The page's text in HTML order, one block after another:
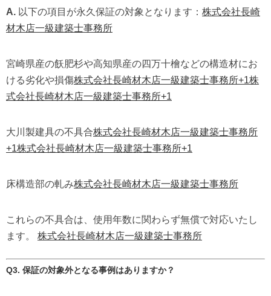
A. 以下の項目が永久保証の対象となります： 株式会社長崎
材木店一級建築士事務所
宮崎県産の飫肥杉や高知県産の四万十檜などの構造材にお
ける劣化や損傷株式会社長崎材木店一級建築士事務所+1株
式会社長崎材木店一級建築士事務所+1
大川製建具の不具合株式会社長崎材木店一級建築士事務所
+1株式会社長崎材木店一級建築士事務所+1
床構造部の軋み株式会社長崎材木店一級建築士事務所
これらの不具合は、使用年数に関わらず無償で対応いたし
ます。
株式会社長崎材木店一級建築士事務所
Q3. 保証の対象外となる事例はありますか？